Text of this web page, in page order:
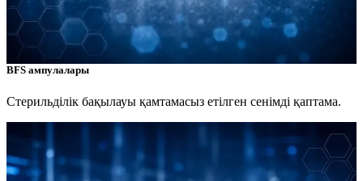
BFS ампулалары
Стерильділік бақылауы қамтамасыз етілген сенімді қаптама.